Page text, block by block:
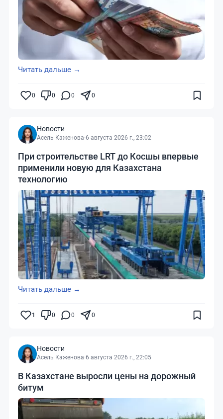
Читать дальше →
0 0 0 0
Новости
Асель Каженова·6 августа 2026 г., 23:02
При строительстве LRT до Косшы впервые
применили новую для Казахстана
технологию
Читать дальше →
1 0 0 0
Новости
Асель Каженова·6 августа 2026 г., 22:05
В Казахстане выросли цены на дорожный
битум